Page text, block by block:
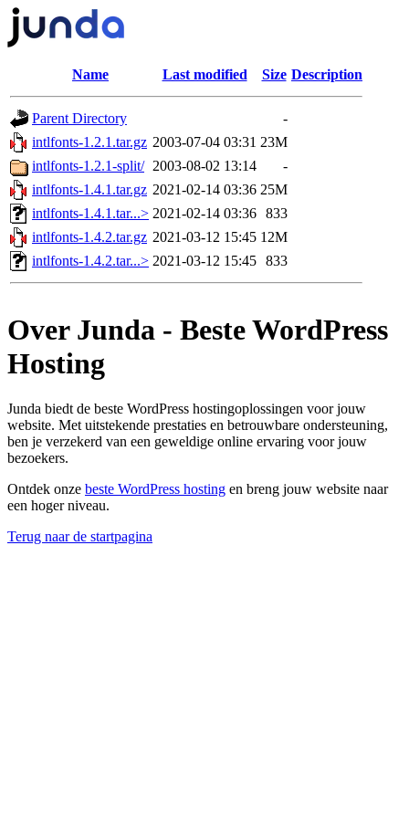
Name Last modified Size Description
Parent Directory
-
intlfonts-1.2.1.tar.gz 2003-07-04 03:31 23M
intlfonts-1.2.1-split/ 2003-08-02 13:14
-
intlfonts-1.4.1.tar.gz 2021-02-14 03:36 25M
intlfonts-1.4.1.tar...> 2021-02-14 03:36 833
intlfonts-1.4.2.tar.gz 2021-03-12 15:45 12M
intlfonts-1.4.2.tar...> 2021-03-12 15:45 833
Over Junda - Beste WordPress
Hosting
Junda biedt de beste WordPress hostingoplossingen voor jouw
website. Met uitstekende prestaties en betrouwbare ondersteuning,
ben je verzekerd van een geweldige online ervaring voor jouw
bezoekers.
Ontdek onze beste WordPress hosting en breng jouw website naar
een hoger niveau.
Terug naar de startpagina